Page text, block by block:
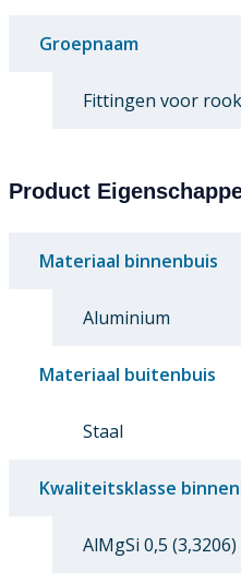
Groepnaam
Fittingen voor
Product
Materiaal binnenbuis
Aluminium
Materiaal buitenbuis
Staal
Kwaliteitsklasse
AlMgSi 0,5 (3,3206)